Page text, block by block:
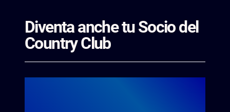
Diventa anche tu Socio del
Country Club